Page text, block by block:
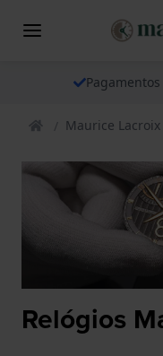
Maurice Lacroix
Relógios